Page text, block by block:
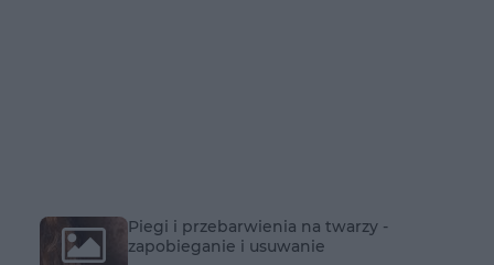
Piegi i przebarwienia na twarzy -
zapobieganie i usuwanie